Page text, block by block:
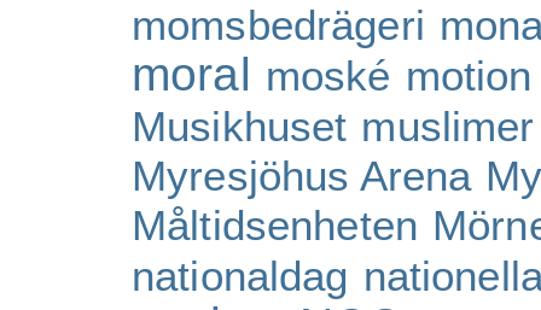
momsbedrägeri
moral moské motion
Musikhuset muslimer
Myresjöhus Arena
Måltidsenheten
nationaldag